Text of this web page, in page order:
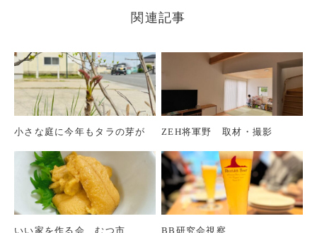
関連記事
小さな庭に今年もタラの芽が ZEH将軍野 取材・撮影
いい家を作る会 むつ市 BB研究会視察